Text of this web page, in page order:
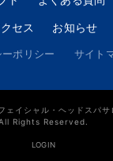
セス お知らせ
ポリシー サイト
イシャル・ヘッドスパ
Rights Reserved.
LOGIN